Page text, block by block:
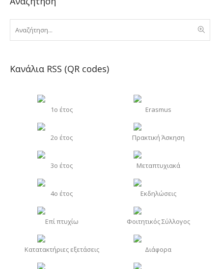
Κανάλια RSS (QR codes)
1o έτος Erasmus
2o έτος Πρακτική Άσκηση
3o έτος Μεταπτυχιακά
4o έτος Εκδηλώσεις
Επί πτυχίω Φοιτητικός Σύλλογος
Κατατακτήριες εξετάσεις Διάφορα